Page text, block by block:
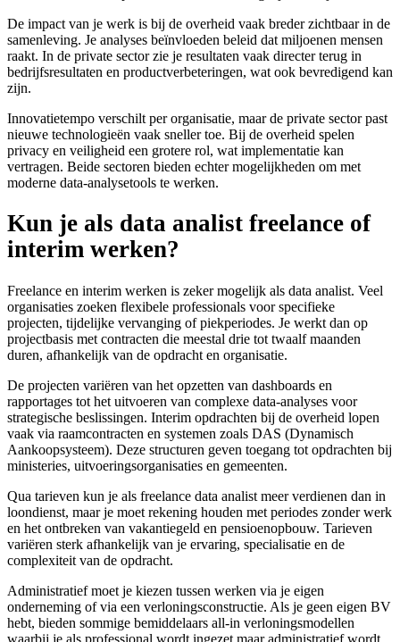
De impact van je werk is bij de overheid vaak breder zichtbaar in de
samenleving. Je analyses beïnvloeden beleid dat miljoenen mensen
raakt. In de private sector zie je resultaten vaak directer terug in
bedrijfsresultaten en productverbeteringen, wat ook bevredigend kan
zijn.
Innovatietempo verschilt per organisatie, maar de private sector past
nieuwe technologieën vaak sneller toe. Bij de overheid spelen
privacy en veiligheid een grotere rol, wat implementatie kan
vertragen. Beide sectoren bieden echter mogelijkheden om met
moderne data-analysetools te werken.
Kun je als data analist freelance of
interim werken?
Freelance en interim werken is zeker mogelijk als data analist. Veel
organisaties zoeken flexibele professionals voor specifieke
projecten, tijdelijke vervanging of piekperiodes. Je werkt dan op
projectbasis met contracten die meestal drie tot twaalf maanden
duren, afhankelijk van de opdracht en organisatie.
De projecten variëren van het opzetten van dashboards en
rapportages tot het uitvoeren van complexe data-analyses voor
strategische beslissingen. Interim opdrachten bij de overheid lopen
vaak via raamcontracten en systemen zoals DAS (Dynamisch
Aankoopsysteem). Deze structuren geven toegang tot opdrachten bij
ministeries, uitvoeringsorganisaties en gemeenten.
Qua tarieven kun je als freelance data analist meer verdienen dan in
loondienst, maar je moet rekening houden met periodes zonder werk
en het ontbreken van vakantiegeld en pensioenopbouw. Tarieven
variëren sterk afhankelijk van je ervaring, specialisatie en de
complexiteit van de opdracht.
Administratief moet je kiezen tussen werken via je eigen
onderneming of via een verloningsconstructie. Als je geen eigen BV
hebt, bieden sommige bemiddelaars all-in verloningsmodellen
waarbij je als professional wordt ingezet maar administratief wordt